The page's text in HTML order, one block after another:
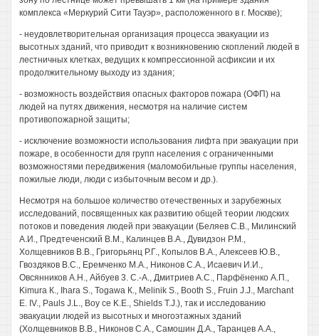
комплекса «Меркурий Сити Тауэр», расположенного в г. Москве);
- неудовлетворительная организация процесса эвакуации из
высотных зданий, что приводит к возникновению скоплений людей в
лестничных клетках, ведущих к компрессионной асфиксии и их
продолжительному выходу из здания;
- возможность воздействия опасных факторов пожара (ОФП) на
людей на путях движения, несмотря на наличие систем
противопожарной защиты;
- исключение возможности использования лифта при эвакуации при
пожаре, в особенности для групп населения с ограниченными
возможностями передвижения (маломобильные группы населения,
пожилые люди, люди с избыточным весом и др.).
Несмотря на большое количество отечественных и зарубежных
исследований, посвященных как развитию общей теории людских
потоков и поведения людей при эвакуации (Беляев C.B., Милинский
А.И., Предтеченский В.М., Калинцев В.А., Дувидзон P.M.,
Холщевников В.В., Григорьянц Р.Г., Копылов В.А., Алексеев Ю.В.,
Гвоздяков B.C., Еремченко М.А., Никонов С.А., Исаевич И.И.,
Овсянников А.Н., Айбуев 3. С.-А., Дмитриев A.C., Парфёненко А.П.,
Kimura К., Ihara S., Togawa К., Melinik S., Booth S., Fruin J.J., Marchant
E. IV., Pauls J.L., Boy ce K.E., Shields T.J.), так и исследованию
эвакуации людей из высотных и многоэтажных зданий
(Холщевников В.В., Никонов С.А., Самошин Д.А., Таранцев A.A.,